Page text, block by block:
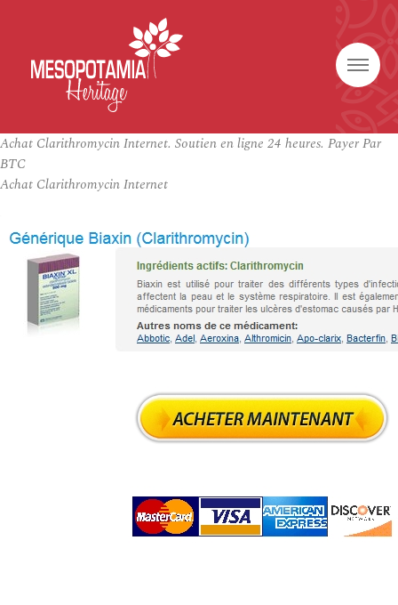
Achat Clarithromycin Internet. Soutien en ligne 24 heures. Payer Par
BTC
Achat Clarithromycin Internet